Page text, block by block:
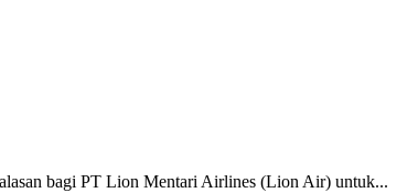
bagi PT Lion Mentari Airlines (Lion Air) untuk...